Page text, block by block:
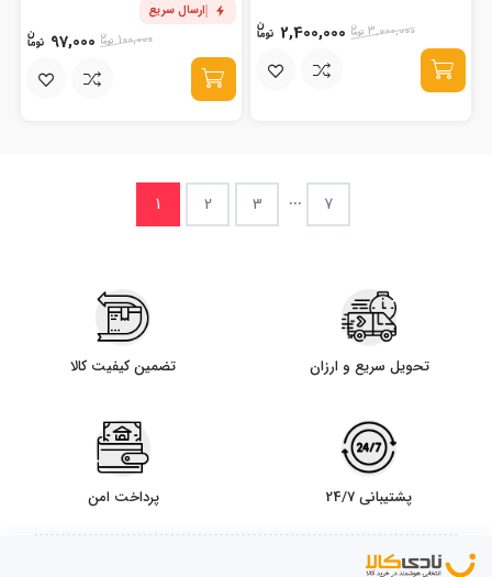
3,000,000
2,400,000
ارسال سریع
100,000
97,000
1 2 3 ... 7
تحویل سریع و ارزان تضمین کیفیت کالا
پشتیبانی 24/7 پرداخت امن